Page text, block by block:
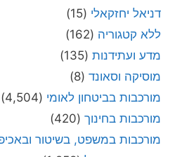
דניאל יחזקאלי (15)
ללא קטגוריה (162)
מדע ועתידנות (135)
מוסיקה וסאונד (8)
מורכבות בביטחון לאומי (4,504)
מורכבות בחינוך (420)
מורכבות במשפט, בשיטור